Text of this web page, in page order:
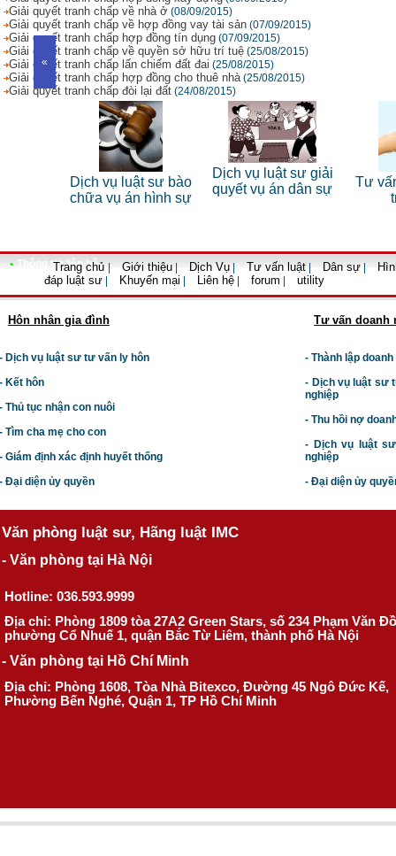
Giải quyết tranh chấp về nhà ở (08/09/2015)
Giải quyết tranh chấp về hợp đồng vay tài sản (07/09/2015)
Giải quyết tranh chấp hợp đồng tín dụng (07/09/2015)
Giải quyết tranh chấp về quyền sở hữu trí tuệ (25/08/2015)
Giải quyết tranh chấp lấn chiếm đất đai (25/08/2015)
Giải quyết tranh chấp hợp đồng cho thuê nhà (25/08/2015)
Giải quyết tranh chấp đòi lại đất (24/08/2015)
«
Dịch vụ luật sư bào
chữa vụ án hình sự
Dịch vụ luật sư giải
quyết vụ án dân sự
Tư
• Thông tin liên hệ
Trang chủ Giới thiệu Dịch Vụ Tư vấn luật Dân sự
đáp luật sư
Khuyến mại Liên hệ forum utility
Hôn nhân gia đình
Dịch vụ luật sư tư vấn ly hôn
Kết hôn
Thủ tục nhận con nuôi
Tìm cha mẹ cho con
Giám định xác định huyết thống
Đại diện ủy quyền
Tư vấn doanh
- Thành lập
- Dịch vụ luật sư t
nghiệp
- Thu hồi nợ
- Dịch vụ luật
nghiệp
- Đại diện ủy
Văn phòng luật sư, Hãng luật IMC
- Văn phòng tại Hà Nội
Hotline: 036.593.9999
Địa chỉ: Phòng 1809 tòa 27A2 Green Stars, số 234 Phạm Văn
phường Cổ Nhuế 1, quận Bắc Từ Liêm, thành phố Hà Nội
- Văn phòng tại Hồ Chí Minh
Địa chỉ: Phòng 1608, Tòa Nhà Bitexco, Đường 45 Ngô Đức Kế,
Phường Bến Nghé, Quận 1, TP Hồ Chí Minh